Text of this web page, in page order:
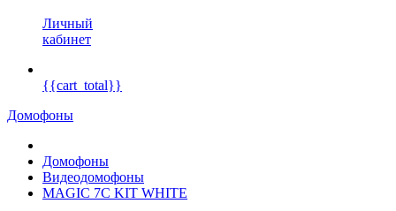
Личный
кабинет
{{cart_total}}
Домофоны
Домофоны
Видеодомофоны
MAGIC 7C KIT WHITE